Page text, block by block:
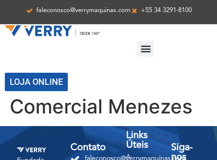
faleconosco@verrymaquinas.com +55 34 3291-8100
LOJA ONLINE
Comercial Menezes
Contato
faleconosco@verrymaquinas.com
Links
Úteis
A
Siga-
nos